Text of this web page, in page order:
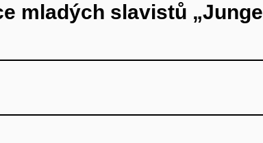
mladých slavistů „Junge